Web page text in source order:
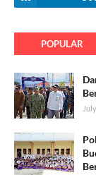
POPULAR